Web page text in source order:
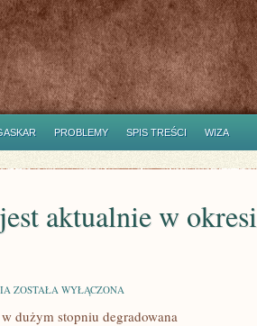
PROBLEMY SPIS TREŚCI WIZA
aktualnie w
ROLNICTWO,
AKTUALNIE
ZOSTAŁA WYŁĄCZONA
dużym stopniu degradowana